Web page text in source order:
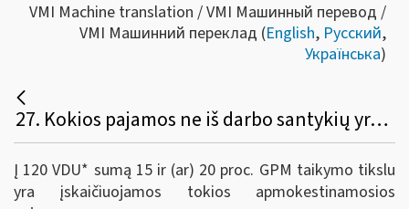
VMI Machine translation / VMI Машинный перевод /
VMI Машинний переклад (English, Русский,
Українська)
27. Kokios pajamos ne iš darbo santykių yra įskaičiuojamos į 120 VDU?
Į 120 VDU* sumą 15 ir (ar) 20 proc. GPM taikymo tikslu
yra įskaičiuojamos tokios apmokestinamosios